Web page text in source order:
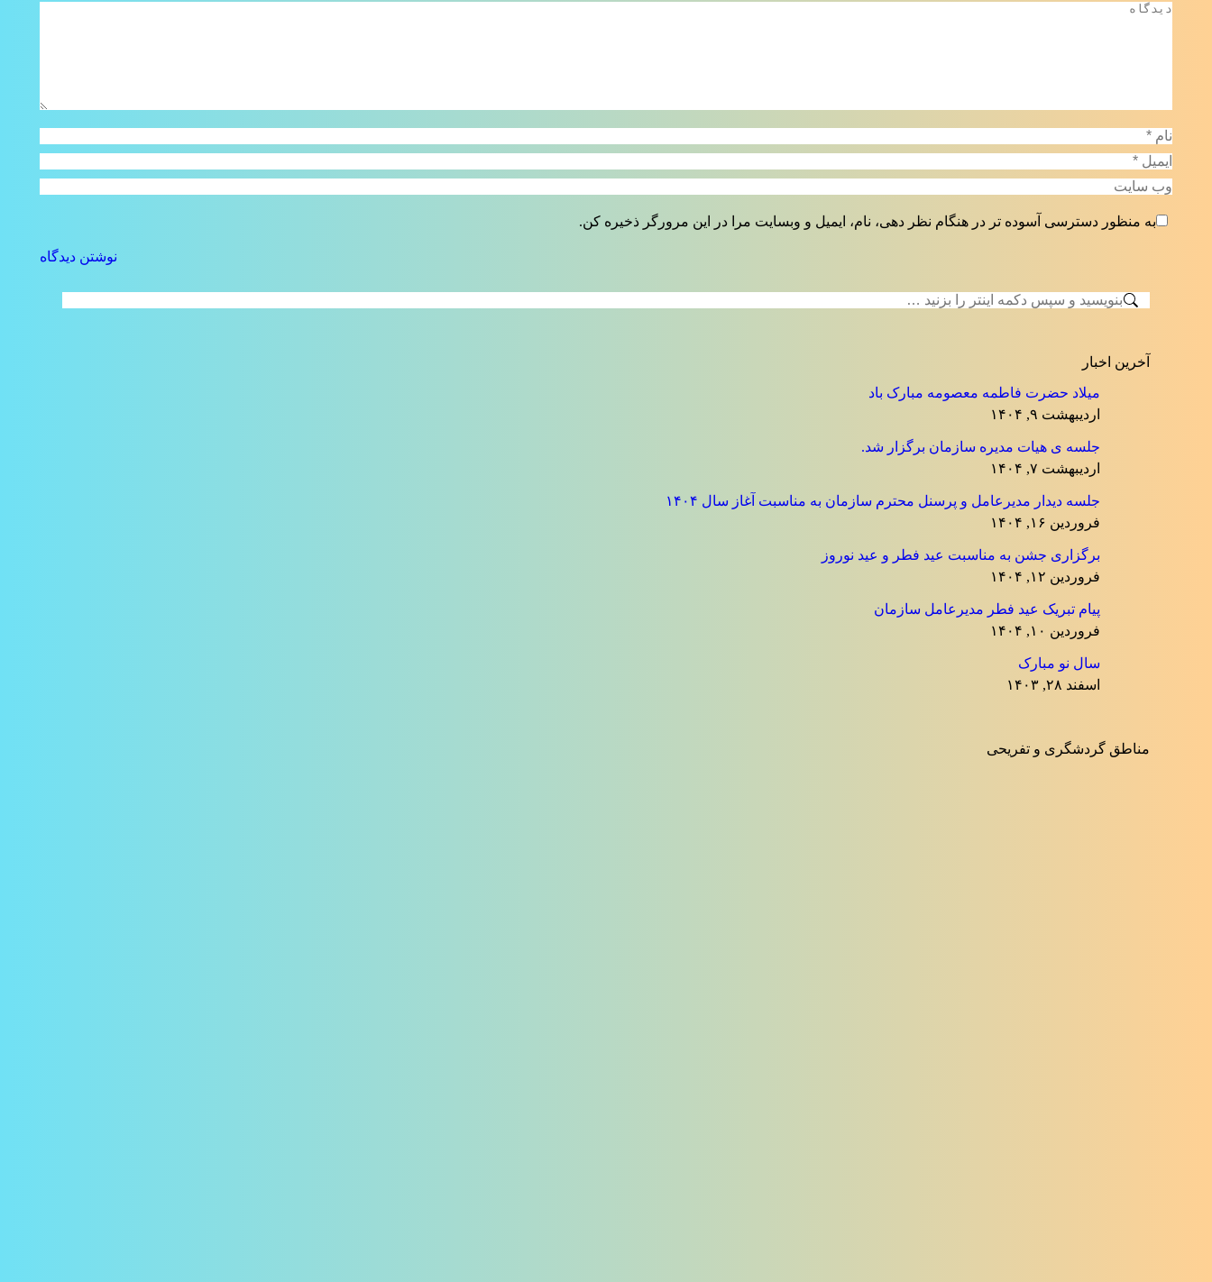
دیدگاه
نام *
ایمیل *
وب سایت
به منظور دسترسی آسوده تر در هنگام نظر دهی، نام، ایمیل و وبسایت مرا در این مرورگر ذخیره کن.
نوشتن دیدگاه
جستجو:
آخرین اخبار
میلاد حضرت فاطمه معصومه مبارک باد
اردیبهشت ۹, ۱۴۰۴
جلسه ی هیات مدیره سازمان برگزار شد.
اردیبهشت ۷, ۱۴۰۴
جلسه دیدار مدیرعامل و پرسنل محترم سازمان به مناسبت آغاز سال ۱۴۰۴
فروردین ۱۶, ۱۴۰۴
برگزاری جشن به مناسبت عید فطر و عید نوروز
فروردین ۱۲, ۱۴۰۴
پیام تبریک عید فطر مدیرعامل سازمان
فروردین ۱۰, ۱۴۰۴
سال نو مبارک
اسفند ۲۸, ۱۴۰۳
مناطق گردشگری و تفریحی